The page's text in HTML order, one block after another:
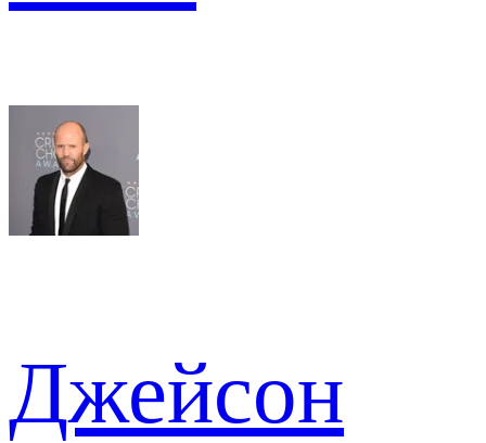
Джейсон